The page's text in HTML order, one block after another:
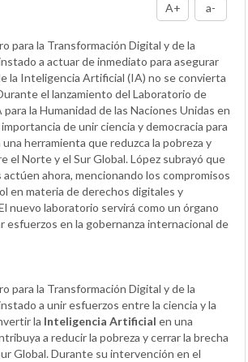
A+ a-
para la Transformación Digital y de la
a actuar de inmediato para asegurar
la Inteligencia Artificial (IA) no se convierta
el lanzamiento del Laboratorio de
la Humanidad de las Naciones Unidas en
de unir ciencia y democracia para
herramienta que reduzca la pobreza y
el Norte y el Sur Global. López subrayó que
ahora, mencionando los compromisos
en materia de derechos digitales y
nuevo laboratorio servirá como un órgano
esfuerzos en la gobernanza internacional de
para la Transformación Digital y de la
a unir esfuerzos entre la ciencia y la
la Inteligencia Artificial en una
a reducir la pobreza y cerrar la brecha
Global. Durante su intervención en el